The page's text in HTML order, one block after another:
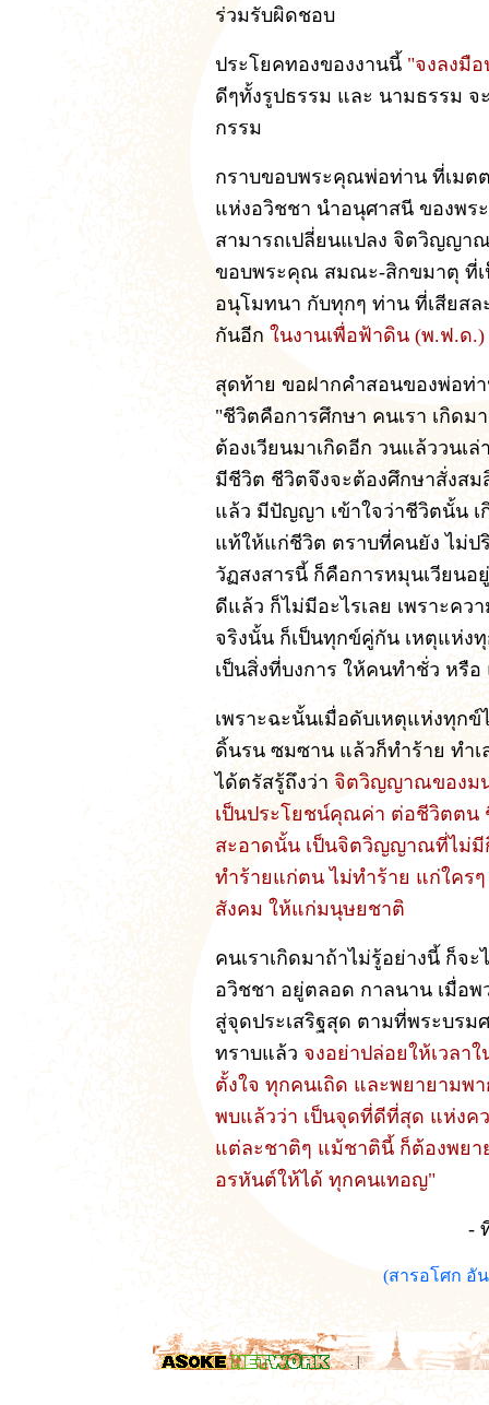
ร่วมรับผิดชอบ
ประโยคทองของงานนี้ "จงลงมื
ดีๆทั้งรูปธรรม และ นามธรรม จ
กรรม
กราบขอบพระคุณพ่อท่าน ที่เมต
แห่งอวิชชา นำอนุศาสนี ของพร
สามารถเปลี่ยนแปลง จิตวิญญา
ขอบพระคุณ สมณะ-สิกขมาตุ ที่
อนุโมทนา กับทุกๆ ท่าน ที่เสียส
กันอีก ในงานเพื่อฟ้าดิน (พ.ฟ.ด
สุดท้าย ขอฝากคำสอนของพ่อท่า
"ชีวิตคือการศึกษา คนเรา เกิด
ต้องเวียนมาเกิดอีก วนแล้ววนเ
มีชีวิต ชีวิตจึงจะต้องศึกษาสั่งส
แล้ว มีปัญญา เข้าใจว่าชีวิตนั้น เ
แท้ให้แก่ชีวิต ตราบที่คนยัง ไม่ป
วัฏสงสารนี้ ก็คือการหมุนเวียน
ดีแล้ว ก็ไม่มีอะไรเลย เพราะค
จริงนั้น ก็เป็นทุกข์คู่กัน เหตุแห่ง
เป็นสิ่งที่บงการ ให้คนทำชั่ว หรื
เพราะฉะนั้นเมื่อดับเหตุแห่งทุก
ดิ้นรน ซมซาน แล้วก็ทำร้าย ทำเ
ได้ตรัสรู้ถึงว่า จิตวิญญาณของมนุ
เป็นประโยชน์คุณค่า ต่อชีวิตต
สะอาดนั้น เป็นจิตวิญญาณที่ไม่มี
ทำร้ายแก่ตน ไม่ทำร้าย แก่ใคร
สังคม ให้แก่มนุษยชาติ
คนเราเกิดมาถ้าไม่รู้อย่างนี้ ก็จะ
อวิชชา อยู่ตลอด กาลนาน เมื่อพ
สู่จุดประเสริฐสุด ตามที่พระบรม
ทราบแล้ว จงอย่าปล่อยให้เวลา
ตั้งใจ ทุกคนเถิด และพยายามพ
พบแล้วว่า เป็นจุดที่ดีที่สุด แห่งค
แต่ละชาติๆ แม้ชาตินี้ ก็ต้องพย
อรหันต์ให้ได้ ทุกคนเทอญ"
-
(สารอโศก
.|